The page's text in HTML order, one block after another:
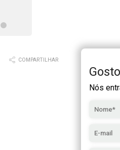
COMPARTILHAR
Nós